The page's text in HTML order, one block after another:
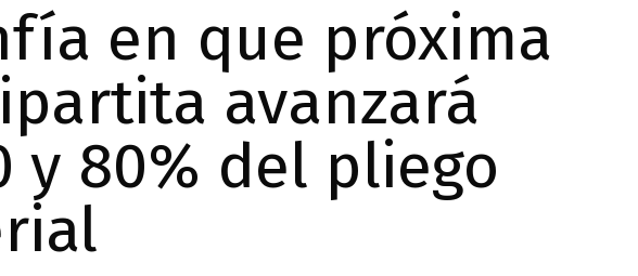
en que próxima
avanzará
y 80% del pliego